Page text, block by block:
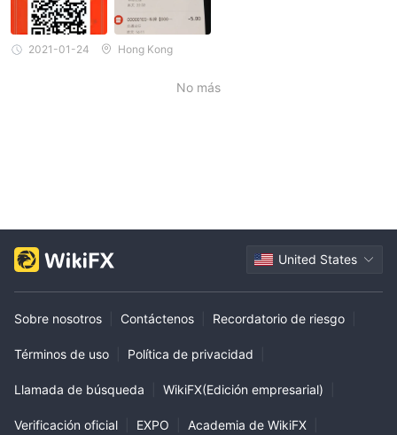
2021-01-24 Hong Kong
No más
United States
Sobre nosotros Contáctenos Recordatorio de riesgo
Términos de uso Política de privacidad
Llamada de búsqueda WikiFX(Edición empresarial)
Verificación oficial EXPO Academia de WikiFX